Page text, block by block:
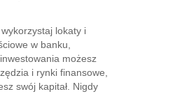
lokaty i
w banku,
możesz
i rynki finansowe,
swój kapitał. Nigdy